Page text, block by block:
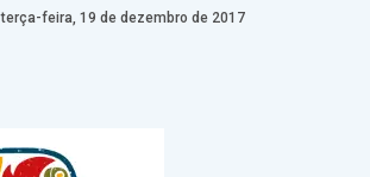
terça-feira, 19 de dezembro de 2017